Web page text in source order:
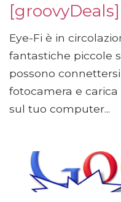
[groovyDeals]
Eye-Fi è in
fantastiche piccole
possono
fotocamera e
sul tuo computer...